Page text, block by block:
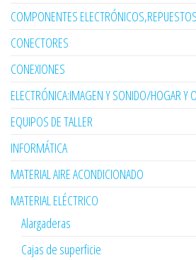
COMPONENTES
CONECTORES
CONEXIONES
ELECTRÓNICA:IMAGEN Y SONIDO/HOGAR Y
EQUIPOS DE TALLER
INFORMÁTICA
MATERIAL AIRE ACONDICIONADO
MATERIAL ELÉCTRICO
Alargaderas
Cajas de superficie